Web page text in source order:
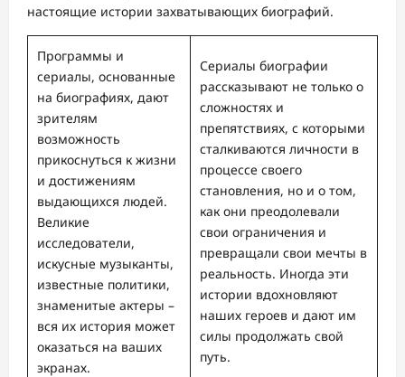
настоящие истории захватывающих биографий.
Программы и
сериалы, основанные
на биографиях, дают
зрителям
возможность
прикоснуться к жизни
и достижениям
выдающихся людей.
Великие
исследователи,
искусные музыканты,
известные политики,
знаменитые актеры –
вся их история может
оказаться на ваших
экранах.
Сериалы биографии
рассказывают не только о
сложностях и
препятствиях, с которыми
сталкиваются личности в
процессе своего
становления, но и о том,
как они преодолевали
свои ограничения и
превращали свои мечты в
реальность. Иногда эти
истории вдохновляют
наших героев и дают им
силы продолжать свой
путь.